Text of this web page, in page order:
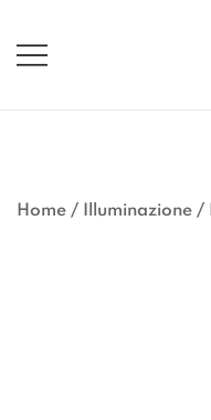
contenuto
Home / Illuminazione /